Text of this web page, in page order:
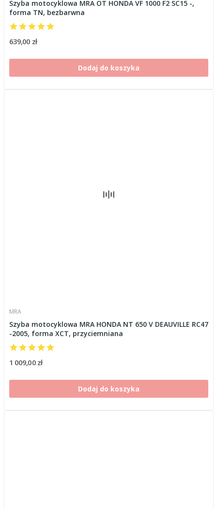
Szyba motocyklowa MRA OT HONDA VF 1000 F2 SC15 -,
forma TN, bezbarwna
639,00 zł
Dodaj do koszyka
MRA
Szyba motocyklowa MRA HONDA NT 650 V DEAUVILLE RC47
-2005, forma XCT, przyciemniana
1 009,00 zł
Dodaj do koszyka